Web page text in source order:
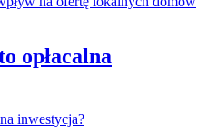
opłacalna